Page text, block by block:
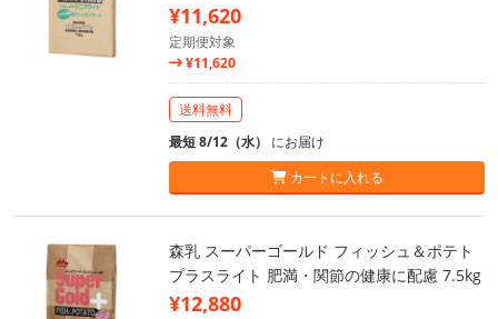
¥11,620
定期便対象
¥11,620
送料無料
最短 8/12（水） にお届け
カートに入れる
森乳 スーパーゴールド フィッシュ＆ポテト
プラスライト 肥満・関節の健康に配慮 7.5kg
¥12,880